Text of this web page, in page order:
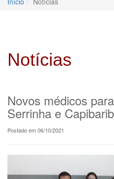
Notícias
Novos médicos
Serrinha e
Postado em 06/10/2021